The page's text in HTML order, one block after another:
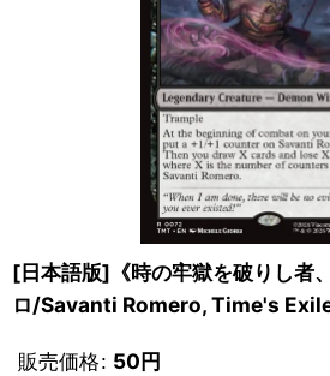
[日本語版]《時の牢獄を破りし者
ロ/Savanti Romero, Time's
販売価格: 50円